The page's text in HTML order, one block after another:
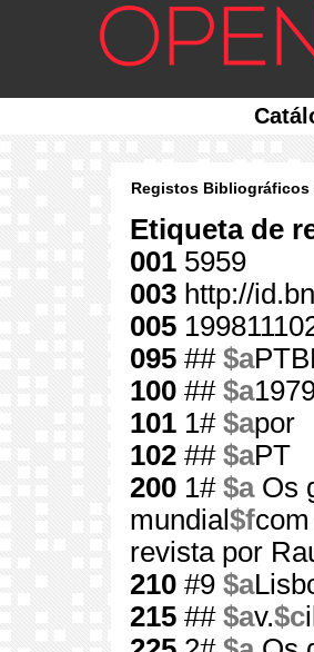
Registos
Etiqueta de
001 5959
003 http://
005
095 ## $a
100 ## $a
101 1# $apor
102 ## $aPT
200 1# $aOs
mundial$f
revista por
210 #9 $a
215 ## $av.$c